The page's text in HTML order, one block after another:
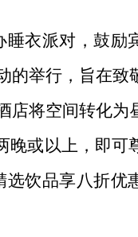
衣派对，鼓励
的举行，旨在致
店将空间转化为
晚或以上，即可
选饮品享八折优